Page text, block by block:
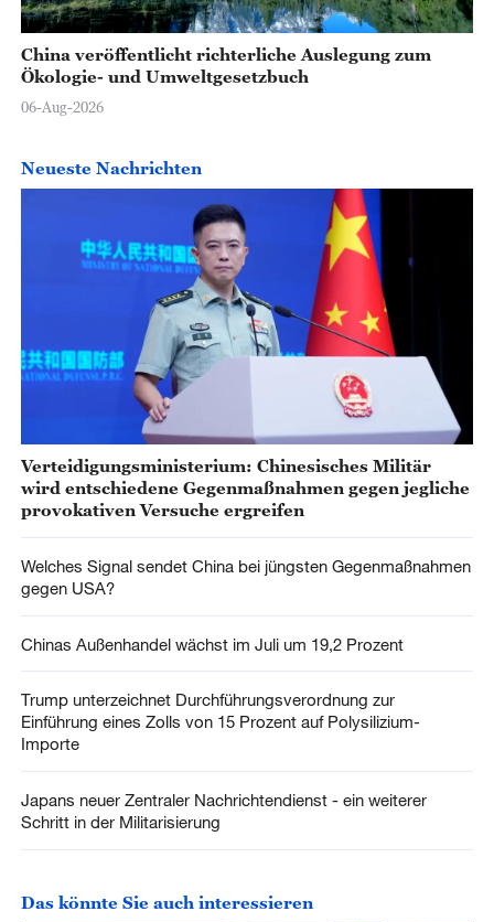
China veröffentlicht richterliche Auslegung zum
Ökologie- und Umweltgesetzbuch
06-Aug-2026
Neueste Nachrichten
Verteidigungsministerium: Chinesisches Militär
wird entschiedene Gegenmaßnahmen gegen jegliche
provokativen Versuche ergreifen
Welches Signal sendet China bei jüngsten Gegenmaßnahmen
gegen USA?
Chinas Außenhandel wächst im Juli um 19,2 Prozent
Trump unterzeichnet Durchführungsverordnung zur
Einführung eines Zolls von 15 Prozent auf Polysilizium-
Importe
Japans neuer Zentraler Nachrichtendienst - ein weiterer
Schritt in der Militarisierung
Das könnte Sie auch interessieren